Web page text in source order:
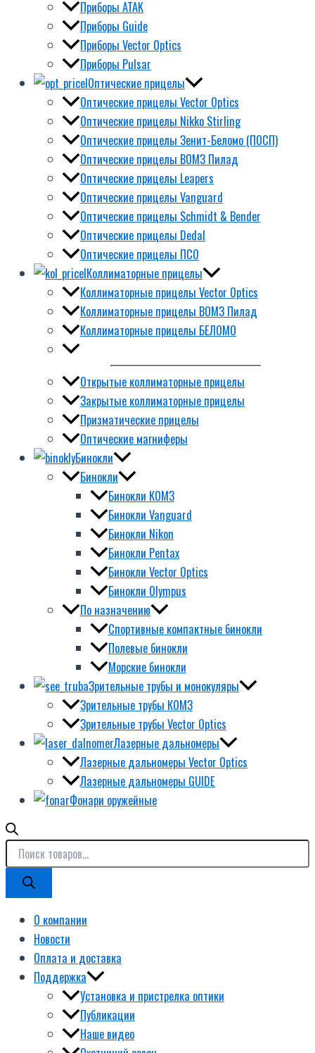
Приборы ATAK
Приборы Guide
Приборы Vector Optics
Приборы Pulsar
Оптические прицелы
Оптические прицелы Vector Optics
Оптические прицелы Nikko Stirling
Оптические прицелы Зенит-Беломо (ПОСП)
Оптические прицелы ВОМЗ Пилад
Оптические прицелы Leapers
Оптические прицелы Vanguard
Оптические прицелы Schmidt & Bender
Оптические прицелы Dedal
Оптические прицелы ПСО
Коллиматорные прицелы
Коллиматорные прицелы Vector Optics
Коллиматорные прицелы ВОМЗ Пилад
Коллиматорные прицелы БЕЛОМО
Открытые коллиматорные прицелы
Закрытые коллиматорные прицелы
Призматические прицелы
Оптические магниферы
Бинокли
Бинокли
Бинокли КОМЗ
Бинокли Vanguard
Бинокли Nikon
Бинокли Pentax
Бинокли Vector Optics
Бинокли Olympus
По назначению
Спортивные компактные бинокли
Полевые бинокли
Морские бинокли
Зрительные трубы и монокуляры
Зрительные трубы КОМЗ
Зрительные трубы Vector Optics
Лазерные дальномеры
Лазерные дальномеры Vector Optics
Лазерные дальномеры GUIDE
Фонари оружейные
О компании
Новости
Оплата и доставка
Поддержка
Установка и пристрелка оптики
Публикации
Наше видео